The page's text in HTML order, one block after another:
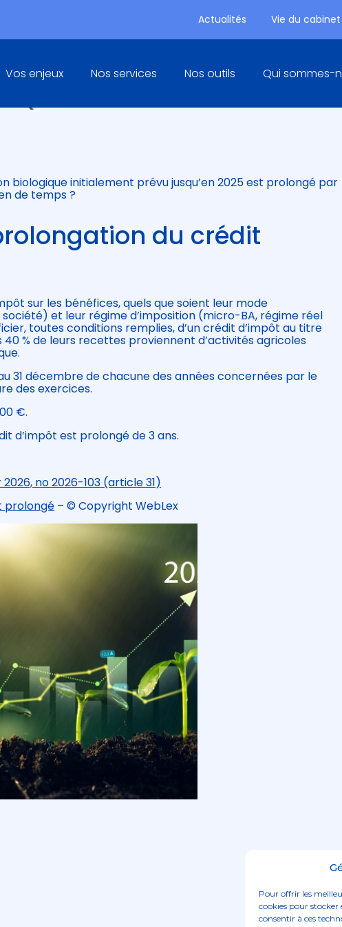
Pour offrir les
cookies pour stocker
consentir à ces
Actualités Vie du cabinet
Principal
Vos enjeux Nos services Nos outils Qui sommes-
: UN CRÉDIT D’IMPÔT
biologique initialement prévu jusqu’en 2025 est prolongé par
de temps ?
du crédit
sur les bénéfices, quels que soient leur mode
et leur régime d’imposition (micro-BA, régime réel
toutes conditions remplies, d’un crédit d’impôt au titre
40 % de leurs recettes proviennent d’activités agricoles
31 décembre de chacune des années concernées par le
des exercices.
€.
d’impôt est prolongé de 3 ans.
no 2026-103 (article 31)
prolongé – © Copyright WebLex